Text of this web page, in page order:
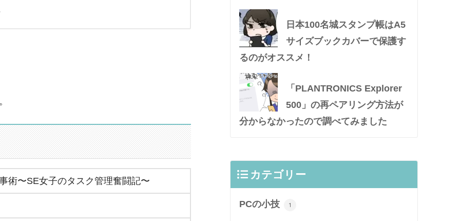
術〜SE女子のタスク管理奮闘記〜
日本100名城スタンプ帳はA5
サイズブックカバーで保護す
るのがオススメ！
「PLANTRONICS Explorer
500」の再ペアリング方法が
分からなかったので調べてみました
カテゴリー
PCの小技 1